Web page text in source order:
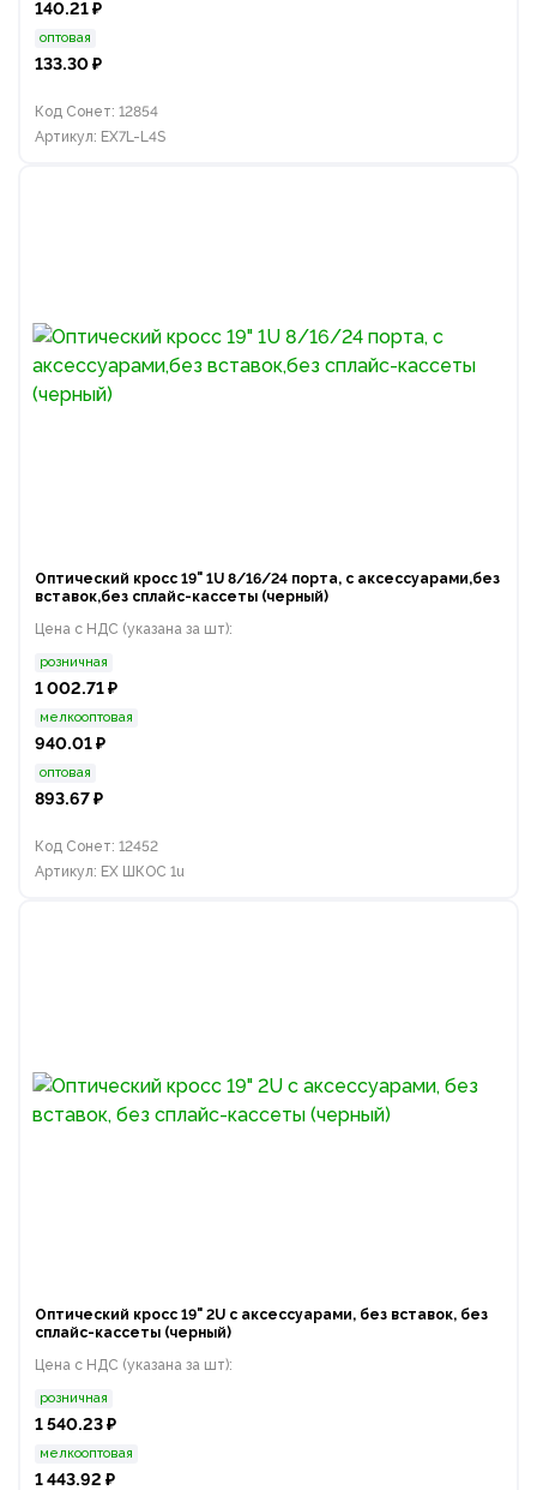
140.21 ₽
оптовая
133.30 ₽
Код Сонет: 12854
Артикул: EX7L-L4S
Оптический кросс 19" 1U 8/16/24 порта, с аксессуарами,без
вставок,без сплайс-кассеты (черный)
Цена с НДС (указана за шт):
розничная
1 002.71 ₽
мелкооптовая
940.01 ₽
оптовая
893.67 ₽
Код Сонет: 12452
Артикул: EX ШКОС 1u
Оптический кросс 19" 2U с аксессуарами, без вставок, без
сплайс-кассеты (черный)
Цена с НДС (указана за шт):
розничная
1 540.23 ₽
мелкооптовая
1 443.92 ₽